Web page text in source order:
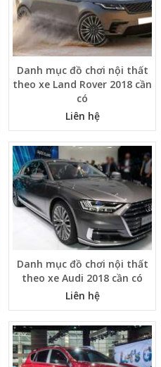
Danh mục đồ chơi nội thất
theo xe Land Rover 2018 cần
có
Liên hệ
Danh mục đồ chơi nội thất
theo xe Audi 2018 cần có
Liên hệ